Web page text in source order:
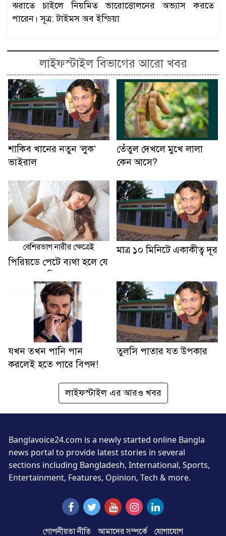
ঝরাতে চাইলে নিয়মিত ভারোত্তোলনের অভ্যাস করতে
পারেন। সূত্র: টাইমস অব ইন্ডিয়া
লাইফস্টাইল বিভাগের আরো খবর
শাকিব খানের নতুন ‍‍‘লুক‍‍’
ভাইরাল
তেঁতুল দেখলে মুখে লালা
কেন আসে?
বেশিরভাগ নারীর ক্ষেত্রেই
পিরিয়ডে পেটে ব্যথা হলে যে
৫ খাবার এড়িয়ে চলবেন
মাত্র ১০ মিনিটে একাকীত্ব দূর
যখন তখন পানি পান
করলেই হতে পারে বিপদ!
তুলসি পাতার যত উপকার
লাইফস্টাইল এর আরও খবর
Banglavoice24.com is a newly started online Bangla
news portal to provide latest stories in several
sections including Bangladesh, International, Sports,
Entertainment, Features, Opinion, Tech & more.
গোপনীয়তা নীতি আমাদের সম্পর্কে যোগাযোগ